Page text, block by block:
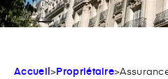
Accueil>Propriétaire>